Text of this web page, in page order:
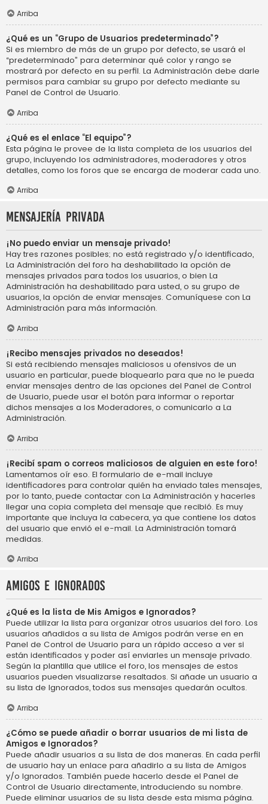
Arriba
¿Qué es un “Grupo de Usuarios predeterminado”?
Si es miembro de más de un grupo por defecto, se usará el
“predeterminado” para determinar qué color y rango se
mostrará por defecto en su perfil. La Administración debe darle
permisos para cambiar su grupo por defecto mediante su
Panel de Control de Usuario.
Arriba
¿Qué es el enlace “El equipo”?
Esta página le provee de la lista completa de los usuarios del
grupo, incluyendo los administradores, moderadores y otros
detalles, como los foros que se encarga de moderar cada uno.
Arriba
Mensajería privada
¡No puedo enviar un mensaje privado!
Hay tres razones posibles; no está registrado y/o identificado,
La Administración del foro ha deshabilitado la opción de
mensajes privados para todos los usuarios, o bien La
Administración ha deshabilitado para usted, o su grupo de
usuarios, la opción de enviar mensajes. Comuníquese con La
Administración para más información.
Arriba
¡Recibo mensajes privados no deseados!
Si está recibiendo mensajes maliciosos u ofensivos de un
usuario en particular, puede bloquearlo para que no le pueda
enviar mensajes dentro de las opciones del Panel de Control
de Usuario, puede usar el botón para informar o reportar
dichos mensajes a los Moderadores, o comunicarlo a La
Administración.
Arriba
¡Recibí spam o correos maliciosos de alguien en este foro!
Lamentamos oír eso. El formulario de e-mail incluye
identificadores para controlar quién ha enviado tales mensajes,
por lo tanto, puede contactar con La Administración y hacerles
llegar una copia completa del mensaje que recibió. Es muy
importante que incluya la cabecera, ya que contiene los datos
del usuario que envió el e-mail. La Administración tomará
medidas.
Arriba
Amigos e Ignorados
¿Qué es la lista de Mis Amigos e Ignorados?
Puede utilizar la lista para organizar otros usuarios del foro. Los
usuarios añadidos a su lista de Amigos podrán verse en en
Panel de Control de Usuario para un rápido acceso a ver si
están identificados y poder así enviarles un mensaje privado.
Según la plantilla que utilice el foro, los mensajes de estos
usuarios pueden visualizarse resaltados. Si añade un usuario a
su lista de Ignorados, todos sus mensajes quedarán ocultos.
Arriba
¿Cómo se puede añadir o borrar usuarios de mi lista de
Amigos e Ignorados?
Puede añadir usuarios a su lista de dos maneras. En cada perfil
de usuario hay un enlace para añadirlo a su lista de Amigos
y/o Ignorados. También puede hacerlo desde el Panel de
Control de Usuario directamente, introduciendo su nombre.
Puede eliminar usuarios de su lista desde esta misma página.